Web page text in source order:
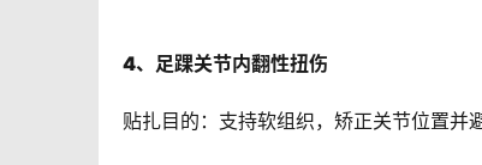
4、足踝关节内翻性扭伤
贴扎目的：支持软组织，矫正关节位置并